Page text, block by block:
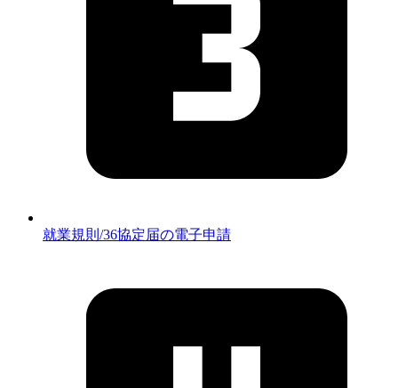
就業規則/36協定届の電子申請